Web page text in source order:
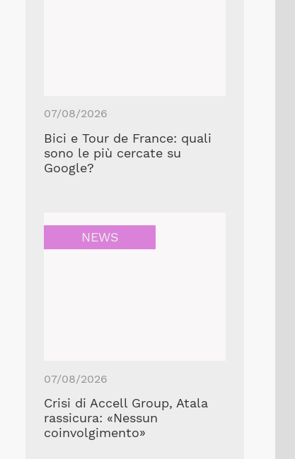
07/08/2026
Bici e Tour de France: quali
sono le più cercate su
Google?
NEWS
07/08/2026
Crisi di Accell Group, Atala
rassicura: «Nessun
coinvolgimento»